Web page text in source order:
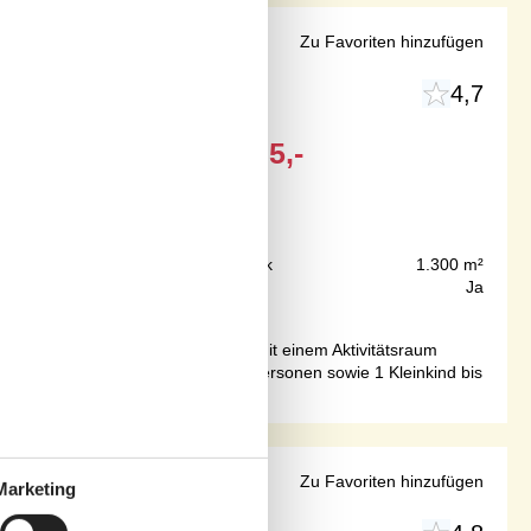
4,7
835,-
Grundstück
1.300 m²
Ja
entfernt.Das Haus ist mit einem Aktivitätsraum
Ferienhaus eignet sich für 10 Personen sowie 1 Kleinkind bis
Zu Favoriten hinzufügen
Wellness Zu Favoriten hinzufügen